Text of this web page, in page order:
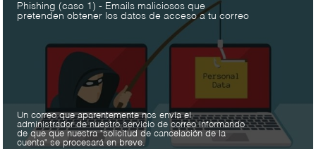
Phishing (caso 1) - Emails maliciosos que
pretenden obtener los datos de acceso a tu correo
Un correo que aparentemente nos envía el
administrador de nuestro servicio de correo informando
de que que nuestra "solicitud de cancelación de la
cuenta" se procesará en breve.